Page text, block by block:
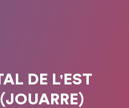
DE L'EST